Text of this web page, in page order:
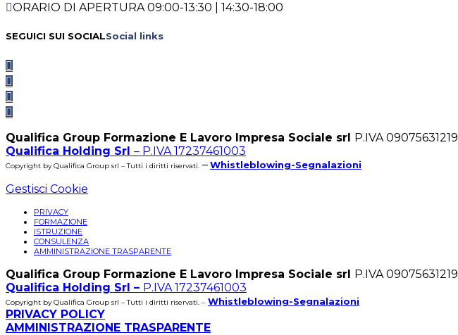
ORARIO DI APERTURA 09:00-13:30 | 14:30-18:00
SEGUICI SUI SOCIALSocial links
Qualifica Group Formazione E Lavoro Impresa Sociale srl P.IVA 09075631219
Qualifica Holding Srl – P.IVA 17237461003
Copyright by Qualifica Group srl – Tutti i diritti riservati. –Whistleblowing-Segnalazioni
Gestisci Cookie
PRIVACY
FORMAZIONE
ISTRUZIONE
CONSULENZA
AMMINISTRAZIONE TRASPARENTE
Qualifica Group Formazione E Lavoro Impresa Sociale srl P.IVA 09075631219
Qualifica Holding Srl – P.IVA 17237461003
Copyright by Qualifica Group srl – Tutti i diritti riservati. – Whistleblowing-Segnalazioni
PRIVACY POLICY
AMMINISTRAZIONE TRASPARENTE